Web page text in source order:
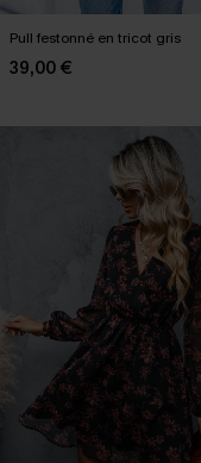
Pull festonné en tricot gris
39,00 €